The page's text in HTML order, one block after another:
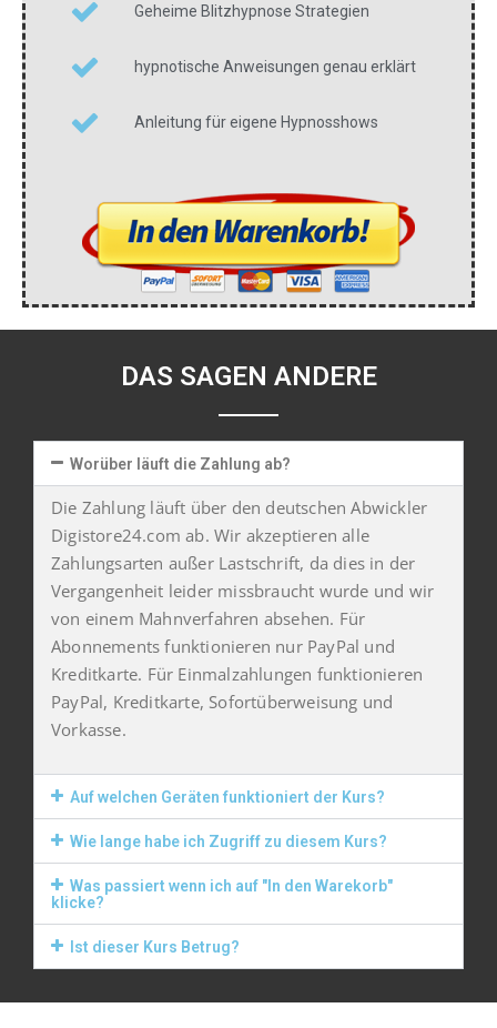
Geheime Blitzhypnose Strategien
hypnotische Anweisungen genau erklärt
Anleitung für eigene Hypnosshows
DAS SAGEN ANDERE
Worüber läuft die Zahlung ab?
Die Zahlung läuft über den deutschen Abwickler
Digistore24.com ab. Wir akzeptieren alle
Zahlungsarten außer Lastschrift, da dies in der
Vergangenheit leider missbraucht wurde und wir
von einem Mahnverfahren absehen. Für
Abonnements funktionieren nur PayPal und
Kreditkarte. Für Einmalzahlungen funktionieren
PayPal, Kreditkarte, Sofortüberweisung und
Vorkasse.
Auf welchen Geräten funktioniert der Kurs?
Wie lange habe ich Zugriff zu diesem Kurs?
Was passiert wenn ich auf "In den Warekorb"
klicke?
Ist dieser Kurs Betrug?